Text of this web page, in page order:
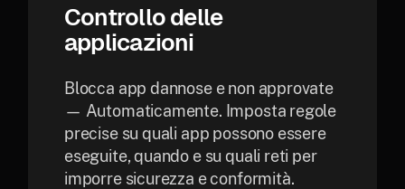
Controllo delle
applicazioni
Blocca app dannose e non approvate
— Automaticamente. Imposta regole
precise su quali app possono essere
eseguite, quando e su quali reti per
imporre sicurezza e conformità.